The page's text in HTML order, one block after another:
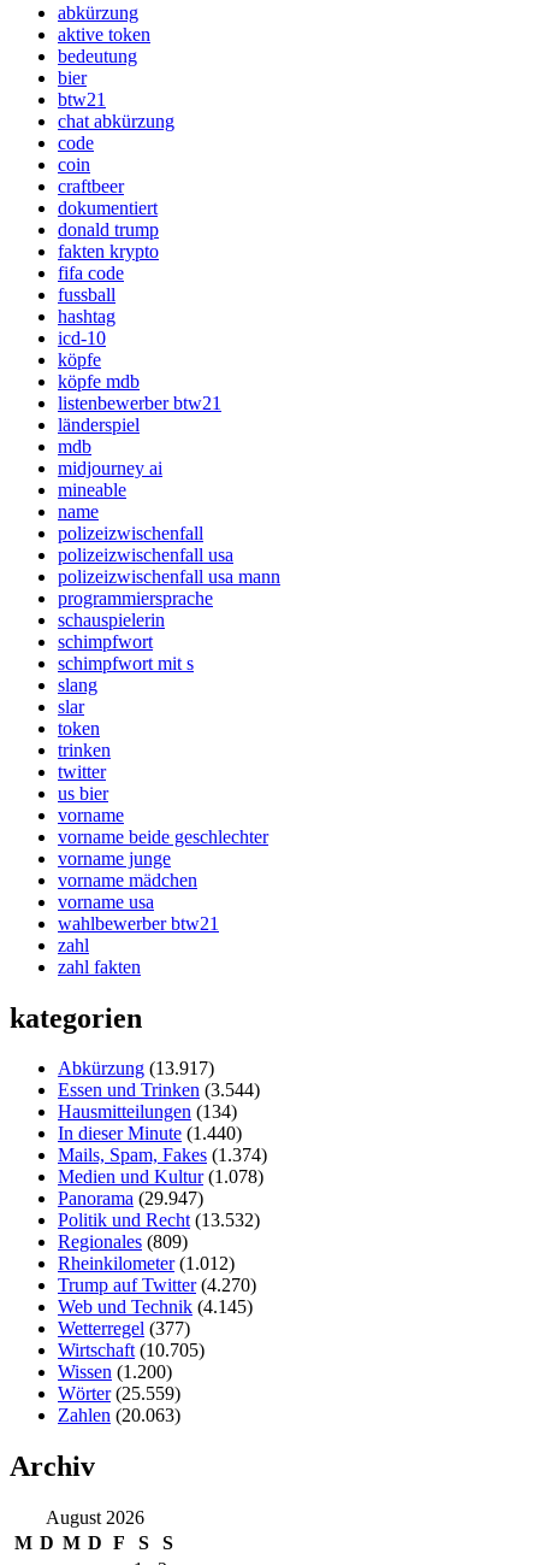
abkürzung
aktive token
bedeutung
bier
btw21
chat abkürzung
code
coin
craftbeer
dokumentiert
donald trump
fakten krypto
fifa code
fussball
hashtag
icd-10
köpfe
köpfe mdb
listenbewerber btw21
länderspiel
mdb
midjourney ai
mineable
name
polizeizwischenfall
polizeizwischenfall usa
polizeizwischenfall usa mann
programmiersprache
schauspielerin
schimpfwort
schimpfwort mit s
slang
slar
token
trinken
twitter
us bier
vorname
vorname beide geschlechter
vorname junge
vorname mädchen
vorname usa
wahlbewerber btw21
zahl
zahl fakten
kategorien
Abkürzung (13.917)
Essen und Trinken (3.544)
Hausmitteilungen (134)
In dieser Minute (1.440)
Mails, Spam, Fakes (1.374)
Medien und Kultur(1.078)
Panorama (29.947)
Politik und Recht(13.532)
Regionales (809)
Rheinkilometer(1.012)
Trump auf Twitter(4.270)
Web und Technik (4.145)
Wetterregel (377)
Wirtschaft(10.705)
Wissen (1.200)
Wörter(25.559)
Zahlen (20.063)
Archiv
August 2026
M D M D F S
S